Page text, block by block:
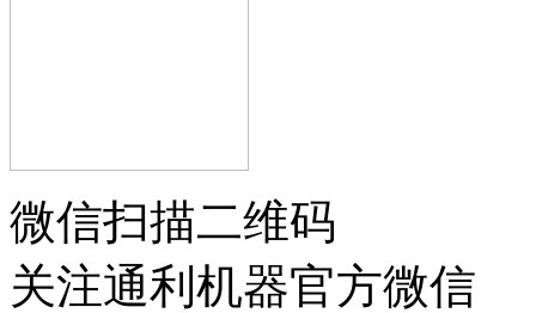
微信扫描二维码
关注通利机器官方微信